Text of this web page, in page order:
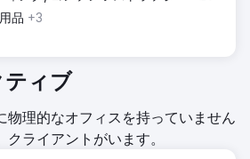
索ボリュームとコンバージョン率の
分析し、それに応じたコンテンツ構
シャルメディア、広告、クリエイテ
ジメントを向上させました。
ブランドの月間オーガニック訪問
に増加しました。最初の3年間で、
ックアクセス数を達成しました。ブ
品 +3
ティブ
物理的なオフィスを持っていません
ライアントがいます。